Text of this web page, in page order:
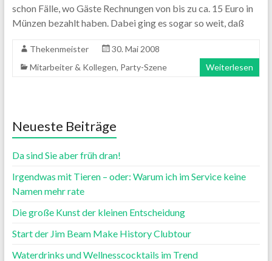
schon Fälle, wo Gäste Rechnungen von bis zu ca. 15 Euro in
Münzen bezahlt haben. Dabei ging es sogar so weit, daß
Thekenmeister
30. Mai 2008
Mitarbeiter & Kollegen, Party-Szene Weiterlesen
Neueste Beiträge
Da sind Sie aber früh dran!
Irgendwas mit Tieren – oder: Warum ich im Service keine
Namen mehr rate
Die große Kunst der kleinen Entscheidung
Start der Jim Beam Make History Clubtour
Waterdrinks und Wellnesscocktails im Trend